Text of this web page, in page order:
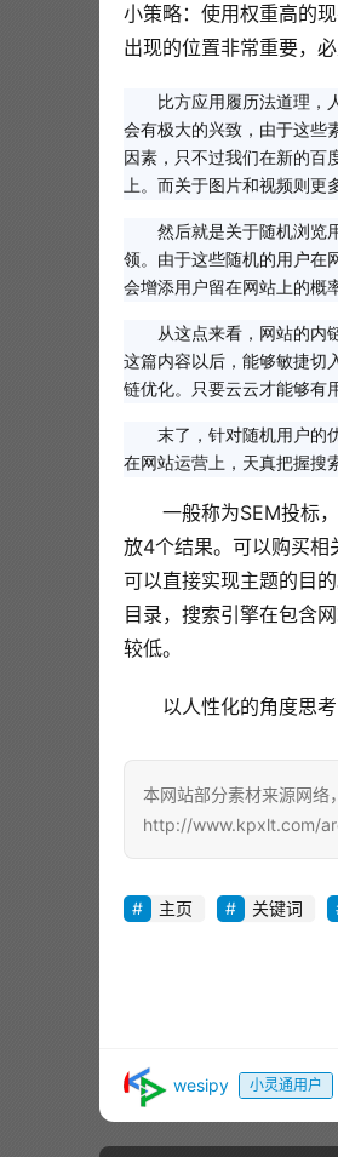
小策略：使用权重高的
出现的位置非常重要，
比方应用履历法道理，
会有极大的兴致，由于这些
因素，只不过我们在新的百
上。而关于图片和视频则更
然后就是关于随机浏览
领。由于这些随机的用户在
会增添用户留在网站上的概
从这点来看，网站的内
这篇内容以后，能够敏捷切
链优化。只要云云才能够有
末了，针对随机用户的
在网站运营上，天真把握搜
一般称为SEM投标
放4个结果。可以购买相
可以直接实现主题的目
目录，搜索引擎在包含
较低。
以人性化的角度思
本网站部分素材来源网络
http://www.kpxlt.com/
主页 关键词
wesipy 小灵通用户